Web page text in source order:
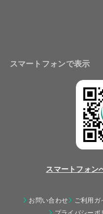
スマートフォンで表示
スマートフォン
お問い合わせ ご利用ガ